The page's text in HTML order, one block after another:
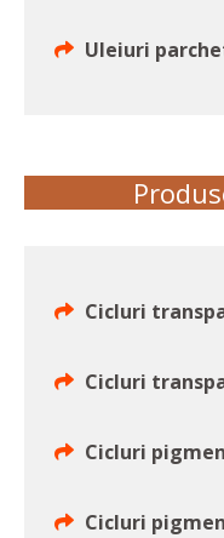
Uleiuri
Cicluri
Cicluri
Cicluri
Cicluri